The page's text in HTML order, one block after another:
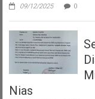
09/12/2025 0
Nias